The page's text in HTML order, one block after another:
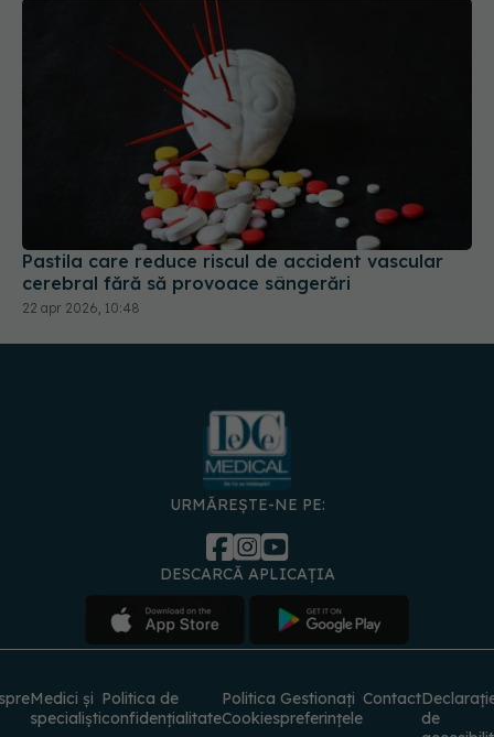
Pastila care reduce riscul de accident vascular
cerebral fără să provoace sângerări
URMĂREȘTE-NE PE:
DESCARCĂ APLICAȚIA
Politica de
confidențialitate
Cookies
Gestionați
preferințele
© 2026 PRESS MEDIA ELECTRONIC S.R.L. Toate drepturile rezervate